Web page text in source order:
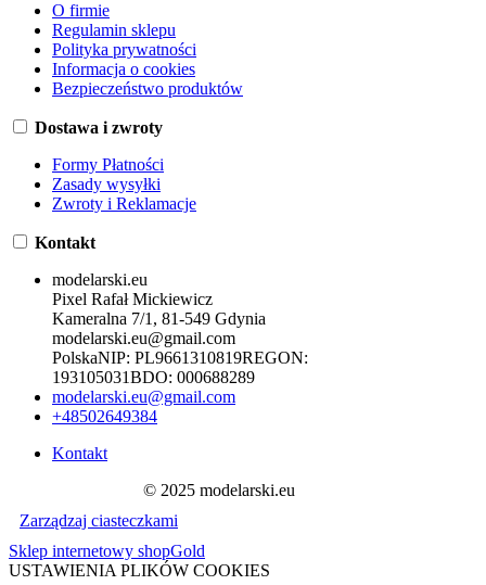
O firmie
Regulamin sklepu
Polityka prywatności
Informacja o cookies
Bezpieczeństwo produktów
Dostawa i zwroty
Formy Płatności
Zasady wysyłki
Zwroty i Reklamacje
Kontakt
modelarski.eu
Pixel Rafał Mickiewicz
Kameralna 7/1, 81-549 Gdynia
modelarski.eu@gmail.com
PolskaNIP: PL9661310819REGON:
193105031BDO: 000688289
modelarski.eu@gmail.com
+48502649384
Kontakt
© 2025 modelarski.eu
Zarządzaj ciasteczkami
Sklep internetowy shopGold
USTAWIENIA PLIKÓW COOKIES